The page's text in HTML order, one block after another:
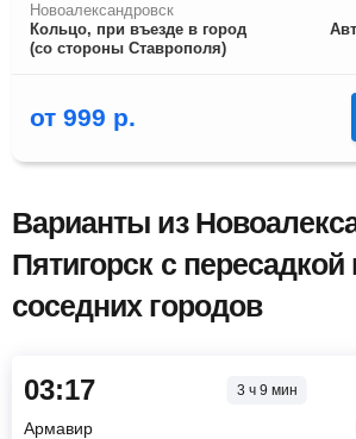
Новоалександровск
Кольцо, при въезде в город
(со стороны Ставрополя)
от 999 р.
Варианты из
Пятигорск с пересадкой
соседних городов
03:17 3 ч 9 мин
Армавир